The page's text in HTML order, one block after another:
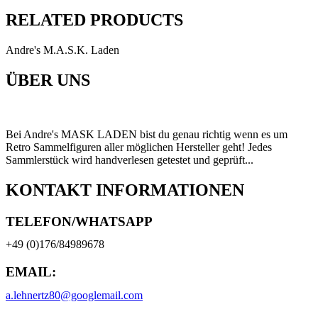
RELATED PRODUCTS
Andre's M.A.S.K. Laden
ÜBER UNS
Bei Andre's MASK LADEN bist du genau richtig wenn es um
Retro Sammelfiguren aller möglichen Hersteller geht! Jedes
Sammlerstück wird handverlesen getestet und geprüft...
KONTAKT INFORMATIONEN
TELEFON/WHATSAPP
+49 (0)176/84989678
EMAIL:
a.lehnertz80@googlemail.com